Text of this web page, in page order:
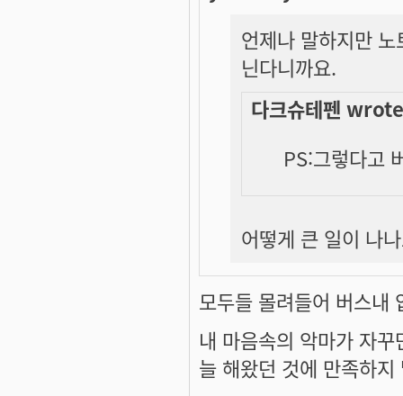
언제나 말하지만
닌다니까요.
다크슈테펜
PS:그렇다고
어떻게 큰 일이 나
모두들 몰려들어 버스내
내 마음속의 악마가 자
늘 해왔던 것에 만족하